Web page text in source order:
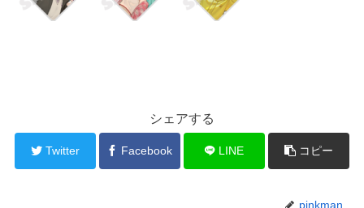
シェアする
Twitter Facebook LINE コピー
pinkman